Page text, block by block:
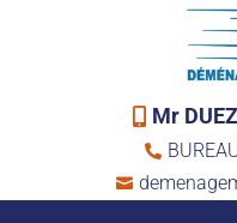
 Mr

